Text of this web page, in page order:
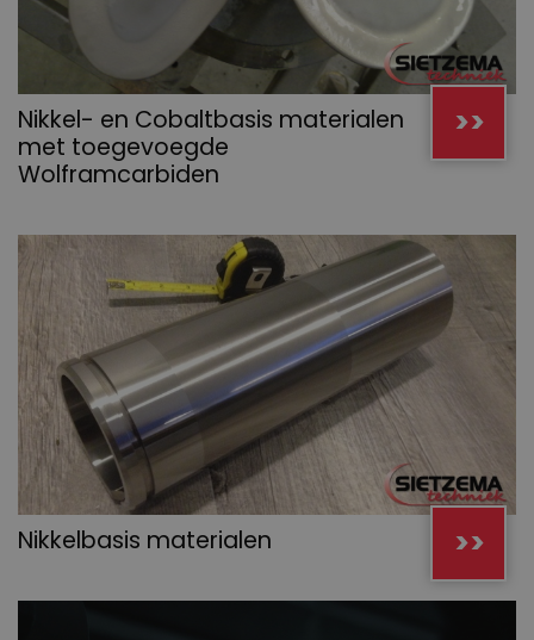
>>
Nikkel- en Cobaltbasis materialen
met toegevoegde
Wolframcarbiden
>>
Nikkelbasis materialen